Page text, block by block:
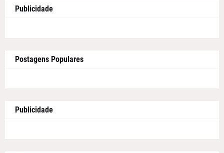
Publicidade
Postagens Populares
Publicidade